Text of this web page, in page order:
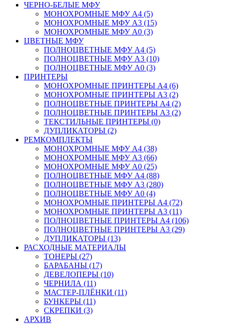
ЧЕРНО-БЕЛЫЕ МФУ
МОНОХРОМНЫЕ МФУ А4 (5)
МОНОХРОМНЫЕ МФУ А3 (15)
МОНОХРОМНЫЕ МФУ А0 (3)
ЦВЕТНЫЕ МФУ
ПОЛНОЦВЕТНЫЕ МФУ А4 (5)
ПОЛНОЦВЕТНЫЕ МФУ А3 (10)
ПОЛНОЦВЕТНЫЕ МФУ А0 (3)
ПРИНТЕРЫ
МОНОХРОМНЫЕ ПРИНТЕРЫ А4 (6)
МОНОХРОМНЫЕ ПРИНТЕРЫ А3 (2)
ПОЛНОЦВЕТНЫЕ ПРИНТЕРЫ А4 (2)
ПОЛНОЦВЕТНЫЕ ПРИНТЕРЫ А3 (2)
ТЕКСТИЛЬНЫЕ ПРИНТЕРЫ (0)
ДУПЛИКАТОРЫ (2)
РЕМКОМПЛЕКТЫ
МОНОХРОМНЫЕ МФУ А4 (38)
МОНОХРОМНЫЕ МФУ А3 (66)
МОНОХРОМНЫЕ МФУ А0 (25)
ПОЛНОЦВЕТНЫЕ МФУ А4 (88)
ПОЛНОЦВЕТНЫЕ МФУ А3 (280)
ПОЛНОЦВЕТНЫЕ МФУ А0 (4)
МОНОХРОМНЫЕ ПРИНТЕРЫ А4 (72)
МОНОХРОМНЫЕ ПРИНТЕРЫ А3 (11)
ПОЛНОЦВЕТНЫЕ ПРИНТЕРЫ А4 (106)
ПОЛНОЦВЕТНЫЕ ПРИНТЕРЫ А3 (29)
ДУПЛИКАТОРЫ (13)
РАСХОДНЫЕ МАТЕРИАЛЫ
ТОНЕРЫ (27)
БАРАБАНЫ (17)
ДЕВЕЛОПЕРЫ (10)
ЧЕРНИЛА (11)
МАСТЕР-ПЛЁНКИ (11)
БУНКЕРЫ (11)
СКРЕПКИ (3)
АРХИВ